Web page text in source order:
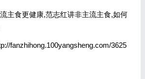
主食更健康,范志红讲非主流主食,如何
fanzhihong.100yangsheng.com/3625